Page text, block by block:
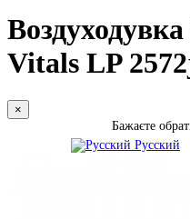
Vitals LP
×
Бажаєте
Русский